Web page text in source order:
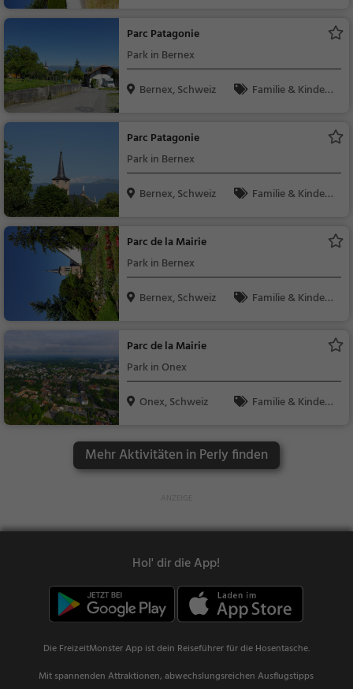
Parc Patagonie
Park in Bernex
Bernex, Schweiz
Familie & Kinder,
Parc Patagonie
Park in Bernex
Bernex, Schweiz
Familie & Kinder,
Parc de la Mairie
Park in Bernex
Bernex, Schweiz
Familie & Kinder,
Parc de la Mairie
Park in Onex
Onex, Schweiz
Familie & Kinder,
Mehr Aktivitäten in Perly finden
Hol' dir die App!
Die FreizeitMonster App ist dein Reiseführer für die Hosentasche.
Mit spannenden Attraktionen, abwechslungsreichen Ausflugstipps